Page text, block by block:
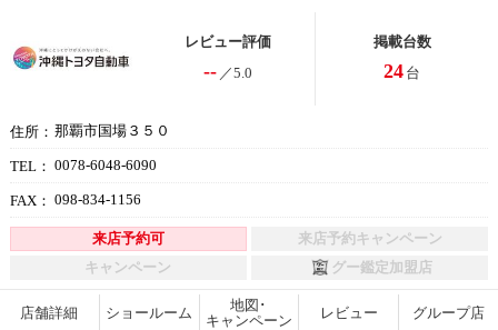
住所： 那覇市国場３５０
TEL： 0078-6048-6090
FAX： 098-834-1156
レビュー評価
-- ／5.0
掲載台数
24 台
来店予約可
来店予約キャンペーン
キャンペーン
グー鑑定加盟店
店舗詳細 ショールーム
地図･
キャンペーン
レビュー グループ店